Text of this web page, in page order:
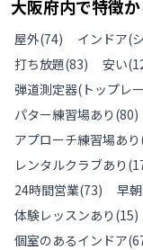
大阪府内で特徴
屋外(74) インドア(
打ち放題(83) 安い(
弾道測定器(トップレ
パター練習場あり (80)
アプローチ練習場あり
レンタルクラブあり (
24時間営業(73) 早
体験レッスンあり (15)
個室のあるインドア(